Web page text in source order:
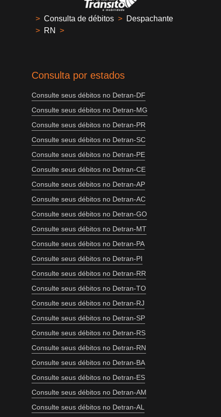
> Consulta de débitos > Despachante
> RN >
Consulta por estados
Consulte seus débitos no Detran-DF
Consulte seus débitos no Detran-MG
Consulte seus débitos no Detran-PR
Consulte seus débitos no Detran-SC
Consulte seus débitos no Detran-PE
Consulte seus débitos no Detran-CE
Consulte seus débitos no Detran-AP
Consulte seus débitos no Detran-AC
Consulte seus débitos no Detran-GO
Consulte seus débitos no Detran-MT
Consulte seus débitos no Detran-PA
Consulte seus débitos no Detran-PI
Consulte seus débitos no Detran-RR
Consulte seus débitos no Detran-TO
Consulte seus débitos no Detran-RJ
Consulte seus débitos no Detran-SP
Consulte seus débitos no Detran-RS
Consulte seus débitos no Detran-RN
Consulte seus débitos no Detran-BA
Consulte seus débitos no Detran-ES
Consulte seus débitos no Detran-AM
Consulte seus débitos no Detran-AL